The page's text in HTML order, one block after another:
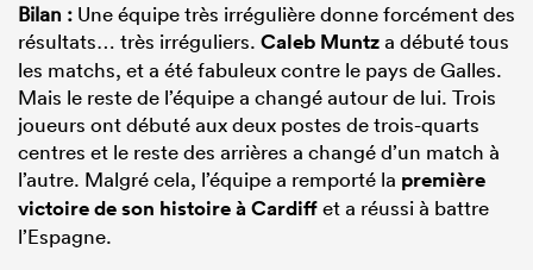
Bilan : Une équipe très irrégulière donne forcément des
résultats… très irréguliers. Caleb Muntza débuté tous
les matchs, et a été fabuleux contre le pays de Galles.
Mais le reste de l’équipe a changé autour de lui. Trois
joueurs ont débuté aux deux postes de trois-quarts
centres et le reste des arrières a changé d’un match à
l’autre. Malgré cela, l’équipe a remporté la première
victoire de son histoire à Cardiffet a réussi à battre
l’Espagne.